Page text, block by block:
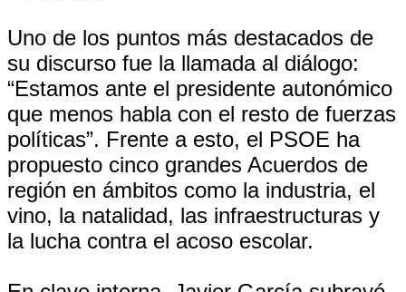
Uno de los puntos más destacados de
su discurso fue la llamada al diálogo:
“Estamos ante el presidente autonómico
que menos habla con el resto de fuerzas
políticas”. Frente a esto, el PSOE ha
propuesto cinco grandes Acuerdos de
región en ámbitos como la industria, el
vino, la natalidad, las infraestructuras y
la lucha contra el acoso escolar.